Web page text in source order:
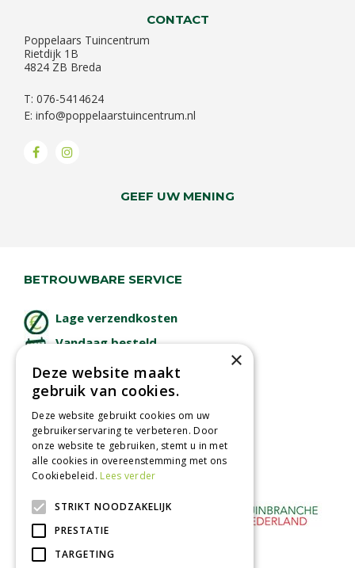
CONTACT
Poppelaars Tuincentrum
Rietdijk 1B
4824 ZB Breda
T: 076-5414624
E: info@poppelaarstuincentrum.nl
GEEF UW MENING
BETROUWBARE SERVICE
Lage verzendkosten
Vandaag besteld
Afhalen in tuincentrum
Betaal veilig
met iDeal - Wero
×
Deze website maakt
gebruik van cookies.
Deze website gebruikt cookies om uw
gebruikerservaring te verbeteren. Door
onze website te gebruiken, stemt u in met
alle cookies in overeenstemming met ons
Cookiebeleid. Lees verder
STRIKT NOODZAKELIJK
PRESTATIE
TARGETING